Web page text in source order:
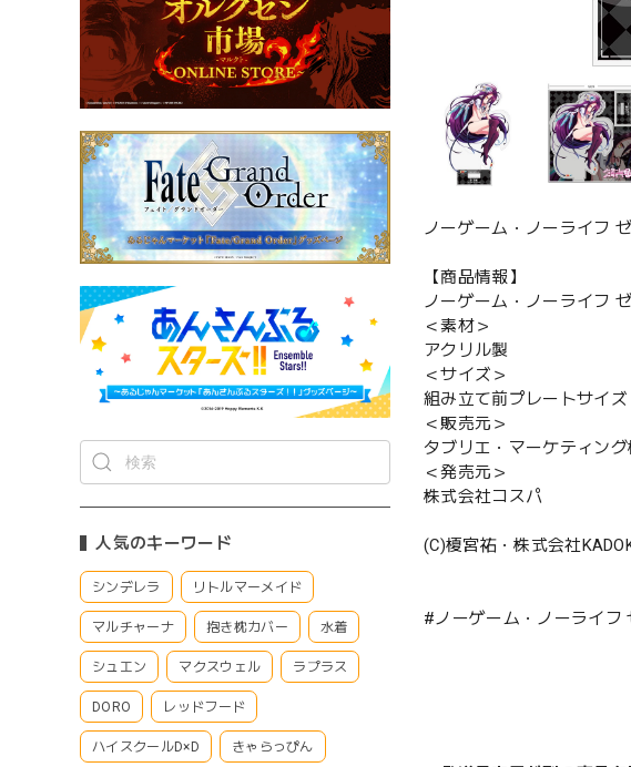
人気のキーワード
シンデレラ リトルマーメイド
マルチャーナ 抱き枕カバー 水着
シュエン マクスウェル ラプラス
DORO レッドフード
ハイスクールD×D きゃらっぴん
ノーゲーム・ノーライフ
【商品情報】
ノーゲーム・ノーライフ
＜素材＞
アクリル製
＜サイズ＞
組み立て前プレートサイ
＜販売元＞
タブリエ・マーケティン
＜発売元＞
株式会社コスパ
(C)榎宮祐・株式会社
#ノーゲーム・ノーライフ